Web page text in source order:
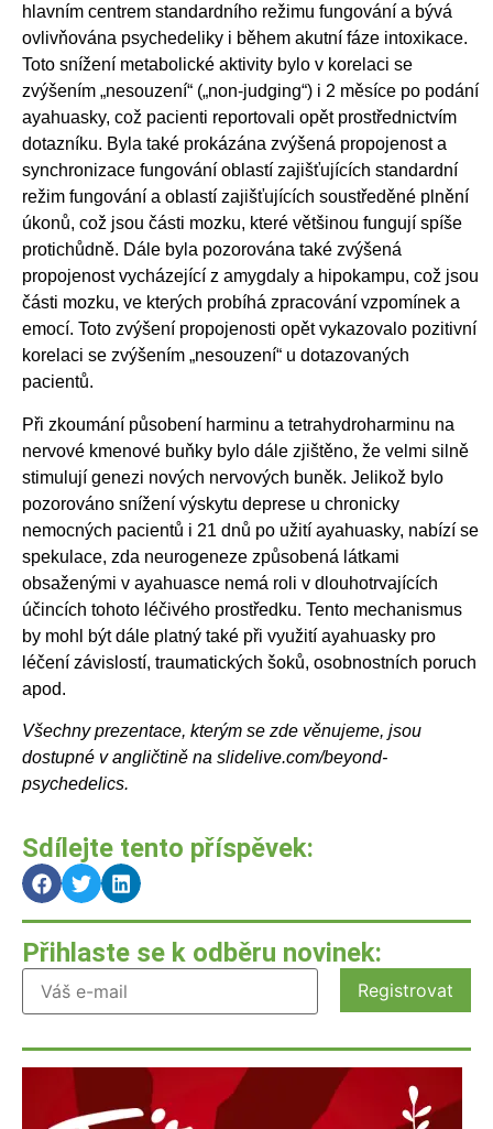
hlavním centrem standardního režimu fungování a bývá
ovlivňována psychedeliky i během akutní fáze intoxikace.
Toto snížení metabolické aktivity bylo v korelaci se
zvýšením „nesouzení“ („non-judging“) i 2 měsíce po podání
ayahuasky, což pacienti reportovali opět prostřednictvím
dotazníku. Byla také prokázána zvýšená propojenost a
synchronizace fungování oblastí zajišťujících standardní
režim fungování a oblastí zajišťujících soustředěné plnění
úkonů, což jsou části mozku, které většinou fungují spíše
protichůdně. Dále byla pozorována také zvýšená
propojenost vycházející z amygdaly a hipokampu, což jsou
části mozku, ve kterých probíhá zpracování vzpomínek a
emocí. Toto zvýšení propojenosti opět vykazovalo pozitivní
korelaci se zvýšením „nesouzení“ u dotazovaných
pacientů.
Při zkoumání působení harminu a tetrahydroharminu na
nervové kmenové buňky bylo dále zjištěno, že velmi silně
stimulují genezi nových nervových buněk. Jelikož bylo
pozorováno snížení výskytu deprese u chronicky
nemocných pacientů i 21 dnů po užití ayahuasky, nabízí se
spekulace, zda neurogeneze způsobená látkami
obsaženými v ayahuasce nemá roli v dlouhotrvajících
účincích tohoto léčivého prostředku. Tento mechanismus
by mohl být dále platný také při využití ayahuasky pro
léčení závislostí, traumatických šoků, osobnostních poruch
apod.
Všechny prezentace, kterým se zde věnujeme, jsou
dostupné v angličtině na slidelive.com/beyond-
psychedelics.
Sdílejte tento příspěvek:
Přihlaste se k odběru novinek: